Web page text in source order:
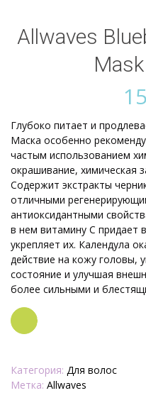
Allwaves
Глубоко питает и
Маска особенно
частым использованием
окрашивание, химическая
Содержит экстракты
отличными
антиоксидантными
в нем витамину С придает
укрепляет их. Календула
действие на кожу головы,
состояние и улучшая
более сильными и
Заказать
Категория: Для волос
Метка: Allwaves